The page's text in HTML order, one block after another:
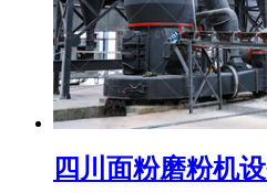
四川面粉磨粉机